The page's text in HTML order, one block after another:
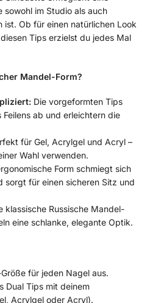
sowohl im Studio als auch
ist. Ob für einen natürlichen Look
Tips erzielst du jedes Mal
Mandel-Form?
Die vorgeformten Tips
ab und erleichtern die
für Gel, Acrylgel und Acryl –
Wahl verwenden.
Form schmiegt sich
sorgt für einen sicheren Sitz und
klassische Russische Mandel-
eine schlanke, elegante Optik.
für jeden Nagel aus.
Dual Tips mit deinem
Acrylgel oder Acryl).